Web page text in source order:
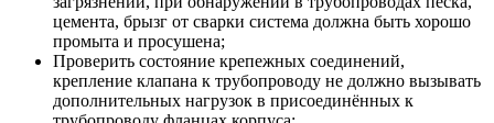
цемента, брызг от сварки система должна быть хорошо
промыта и просушена;
Проверить состояние крепежных соединений,
крепление клапана к трубопроводу не должно вызывать
дополнительных нагрузок в присоединённых к